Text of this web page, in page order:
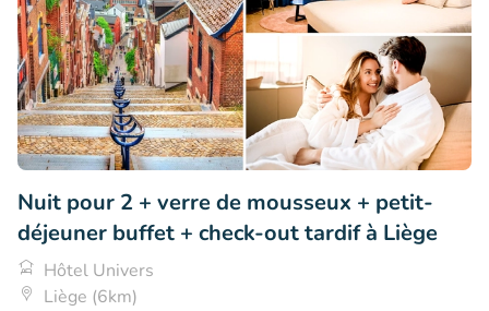
Nuit pour 2 + verre de mousseux + petit-
déjeuner buffet + check-out tardif à Liège
Hôtel Univers
Liège (6km)